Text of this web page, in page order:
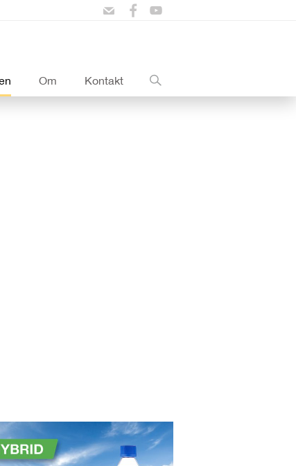
Om Kontakt